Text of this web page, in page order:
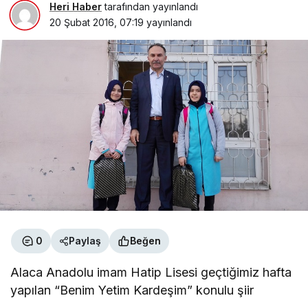
Heri Habertarafından yayınlandı
20 Şubat 2016, 07:19 yayınlandı
0 Paylaş Beğen
Alaca Anadolu imam Hatip Lisesi geçtiğimiz hafta
yapılan “Benim Yetim Kardeşim” konulu şiir